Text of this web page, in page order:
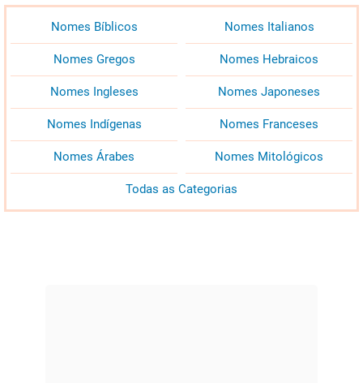
Nomes Bíblicos Nomes Italianos
Nomes Gregos Nomes Hebraicos
Nomes Ingleses Nomes Japoneses
Nomes Indígenas Nomes Franceses
Nomes Árabes Nomes Mitológicos
Todas as Categorias